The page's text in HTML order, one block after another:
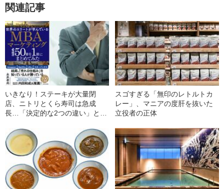
関連記事
いきなり！ステーキが大量閉
店、ニトリとくら寿司は急成
長…「決定的な2つの違い」と
スゴすぎる「無印のレトルトカ
レー」、マニアの度肝を抜いた
立役者の正体